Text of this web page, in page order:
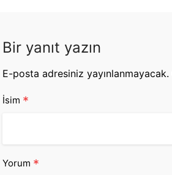
Bir yanıt yazın
E-posta adresiniz yayınlanmayacak.
İsim *
Yorum *